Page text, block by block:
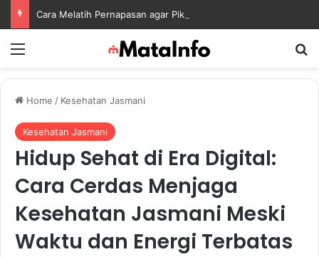
Home / Kesehatan Jasmani
Kesehatan Jasmani
Hidup Sehat di Era Digital:
Cara Cerdas Menjaga
Kesehatan Jasmani Meski
Waktu dan Energi Terbatas